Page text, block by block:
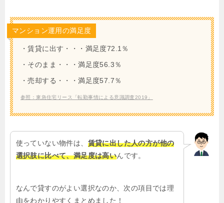
マンション運用の満足度
・賃貸に出す・・・満足度72.1％
・そのまま・・・満足度56.3％
・売却する・・・満足度57.7％
参照：東急住宅リース「転勤事情による意識調査2019」
使っていない物件は、 賃貸に出した人の方が他の
選択肢に比べて、満足度は高いんです。
なんで貸すのがよい選択なのか、次の項目では理
由をわかりやすくまとめました！